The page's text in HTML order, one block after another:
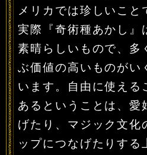
メリカでは珍しいこと
実際『奇術種あかし』
素晴らしいもので、多
ぶ価値の高いものがい
います。自由に使える
あるということは、愛
げたり、マジック文化
ップにつなげたりする